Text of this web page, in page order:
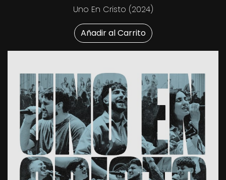
Uno En Cristo (2024)
Añadir al Carrito